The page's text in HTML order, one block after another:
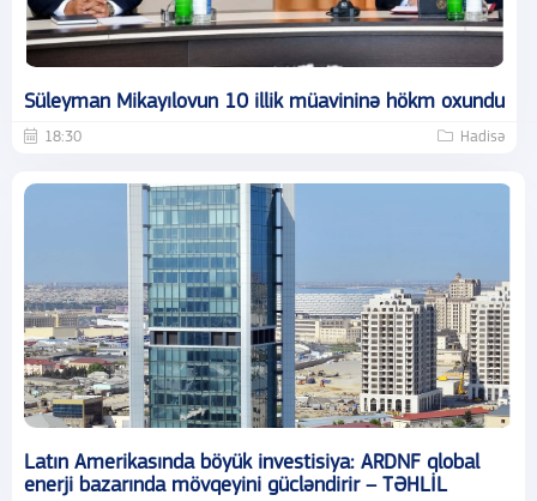
Süleyman Mikayılovun 10 illik müavininə hökm oxundu
18:30 Hadisə
Latın Amerikasında böyük investisiya: ARDNF qlobal
enerji bazarında mövqeyini gücləndirir – TƏHLİL